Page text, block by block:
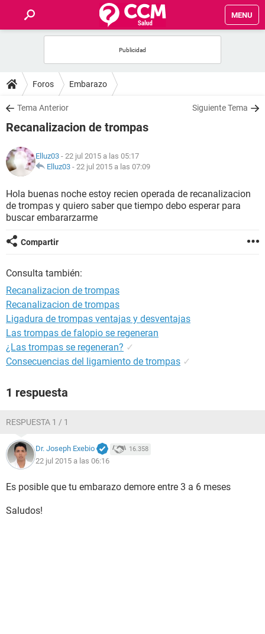
MENU
FOROS
SALUD
NUTRICIÓN
BIENESTAR
Foros Embarazo
Tema Anterior Siguiente Tema
Recanalizacion de trompas
Elluz03 - 22 jul 2015 a las 05:17
Elluz03 - 22 jul 2015 a las 07:09
Hola buenas noche estoy recien operada de recanalizacion
de trompas y quiero saber que tiempo debo esperar para
buscar embararzarme
Compartir
Consulta también:
Recanalizacion de trompas
Recanalizacion de trompas
Ligadura de trompas ventajas y desventajas
Las trompas de falopio se regeneran
¿Las trompas se regeneran? ✓
Consecuencias del ligamiento de trompas ✓
1 respuesta
RESPUESTA 1 / 1
Dr. Joseph Exebio 16.358
22 jul 2015 a las 06:16
Es posible que tu embarazo demore entre 3 a 6 meses
Saludos!